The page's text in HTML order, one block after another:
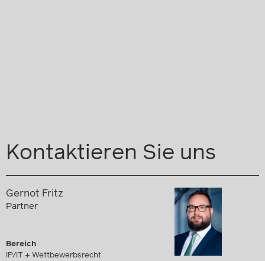
Kontaktieren Sie uns
Gernot Fritz
Partner
Bereich
IP/IT + Wettbewerbsrecht